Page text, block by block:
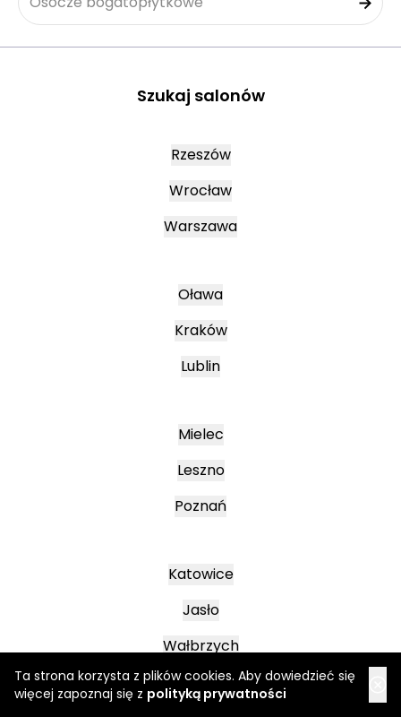
Ta strona korzysta z plików cookies. Aby dowiedzieć się
więcej zapoznaj się z polityką prywatności
Szukaj salonów
Rzeszów
Wrocław
Warszawa
Oława
Kraków
Lublin
Mielec
Leszno
Poznań
Katowice
Jasło
Wałbrzych